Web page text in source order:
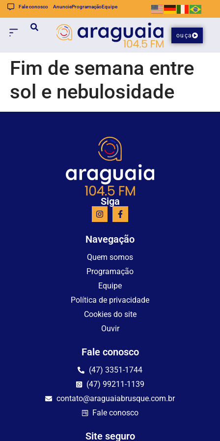
Fale conosco AnuncieProgramaçãoEquipe
ouça
Fim de semana entre
sol e nebulosidade
Siga
Navegação
Quem somos
Programação
Equipe
Política de privacidade
Cookies do site
Ouvir
Fale conosco
(47) 3351-1744
(47) 99211-1139
contato@araguaiabrusque.com.br
Fale conosco
Site seguro